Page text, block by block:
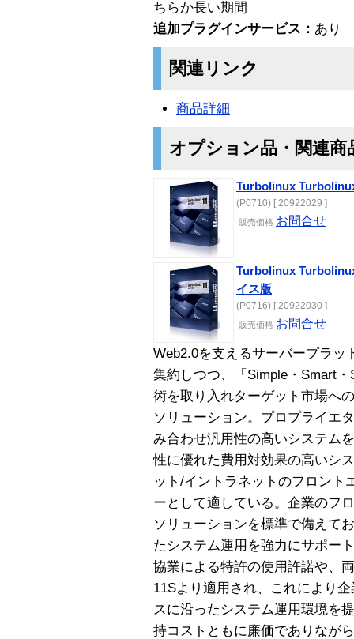
ちらか長い期間
追加プラグインサービス： あり
関連リンク
商品詳細
オプション品・関連商
Turbolinux
(P0710) [ 20922029 ]
販売価格 お問合せ
Turbolinux
イス版
(P0716) [ 20922030 ]
販売価格 お問合せ
Web2.0を支えるサーバープラッ
集約しつつ、「Simple・Smart
術を取り入れターゲット市場へ
ソリューション。プロプライエ
み合わせ汎用性の高いシステム
性に優れた費用対効果の高いシ
ット/イントラネットのフロント
ーとして適している。企業のフ
ソリューションを標準で備えて
たシステム運用を強力にサポー
協業による特許の使用許諾や、
11Sより適用され、これにより
スに沿ったシステム運用環境を
持コストともに廉価でありなが